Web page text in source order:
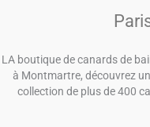
LA boutique de canards de
à Montmartre, découvrez
collection de plus de 400